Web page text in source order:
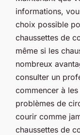
informations,
choix possible
chaussettes de
même si les
nombreux
consulter un
commencer à
problèmes de
courir comme
chaussettes de